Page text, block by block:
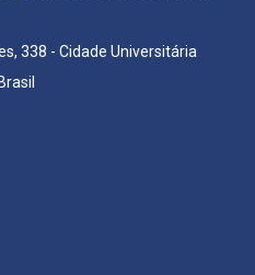
338 - Cidade Universitária